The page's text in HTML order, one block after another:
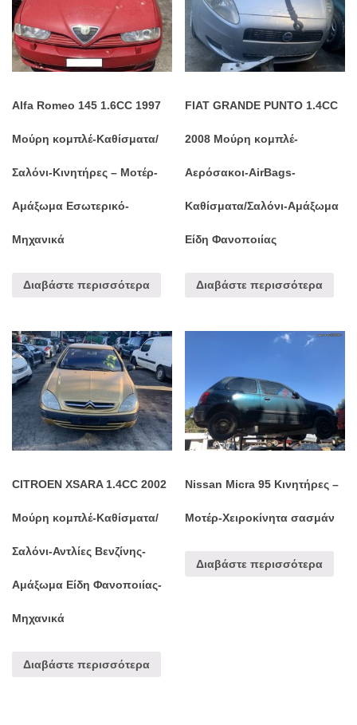
Alfa Romeo 145 1.6CC 1997
Μούρη κομπλέ-Καθίσματα/
Σαλόνι-Κινητήρες – Μοτέρ-
Αμάξωμα Εσωτερικό-
Μηχανικά
Διαβάστε περισσότερα
FIAT GRANDE PUNTO 1.4CC
2008 Μούρη κομπλέ-
Αερόσακοι-AirBags-
Καθίσματα/Σαλόνι-Αμάξωμα
Είδη Φανοποιίας
Διαβάστε περισσότερα
CITROEN XSARA 1.4CC 2002
Μούρη κομπλέ-Καθίσματα/
Σαλόνι-Αντλίες Βενζίνης-
Αμάξωμα Είδη Φανοποιίας-
Μηχανικά
Διαβάστε περισσότερα
Nissan Micra 95 Κινητήρες –
Μοτέρ-Χειροκίνητα σασμάν
Διαβάστε περισσότερα